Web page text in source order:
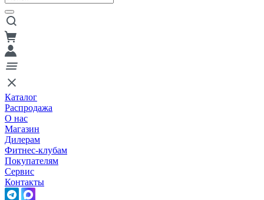
Каталог
Распродажа
О нас
Магазин
Дилерам
Фитнес-клубам
Покупателям
Сервис
Контакты